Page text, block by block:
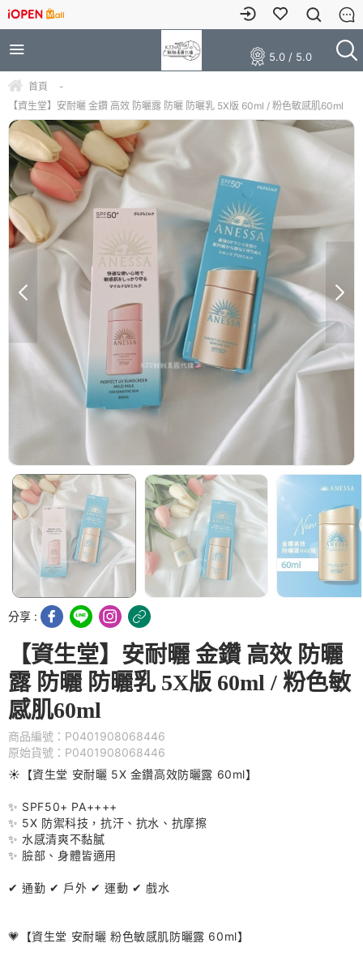
5.0 / 5.0
首頁
-
【資生堂】安耐曬 金鑽 高效 防曬露 防曬 防曬乳 5X版 60ml / 粉色敏感肌60ml
分享 :
【資生堂】安耐曬 金鑽 高效 防曬
露 防曬 防曬乳 5X版 60ml / 粉色敏
感肌60ml
商品編號：P0401908068446
原始貨號：P0401908068446
☀️【資生堂 安耐曬 5X 金鑽高效防曬露 60ml】
✨ SPF50+ PA++++
✨ 5X 防禦科技，抗汗、抗水、抗摩擦
✨ 水感清爽不黏膩
✨ 臉部、身體皆適用
✔ 通勤 ✔ 戶外 ✔ 運動 ✔ 戲水
💗【資生堂 安耐曬 粉色敏感肌防曬露 60ml】